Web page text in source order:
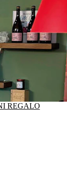
REGALO